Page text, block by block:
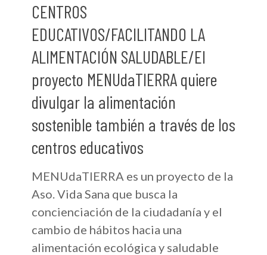
CENTROS
EDUCATIVOS/FACILITANDO LA
ALIMENTACIÓN SALUDABLE/El
proyecto MENUdaTIERRA quiere
divulgar la alimentación
sostenible también a través de los
centros educativos
MENUdaTIERRA es un proyecto de la
Aso. Vida Sana que busca la
concienciación de la ciudadanía y el
cambio de hábitos hacia una
alimentación ecológica y saludable